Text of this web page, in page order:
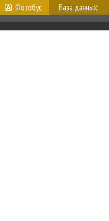
Фотобус База данных